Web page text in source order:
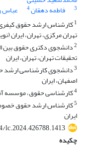
3 فاطمه دهقان4 عباس
1کارشناس ارشد حقوق
تهران مرکزی، تهران، ایران
2دانشجوی دکتری حقوق بین
تحقیقات تهران، تهران، ایران
3دانشجوی کارشناسی ارشد
اصفهان، ایران
4کارشناسی حقوق، موسسه
5کارشناس ارشد حقوق
ایران
lc.2024.426788.1413
چکیده